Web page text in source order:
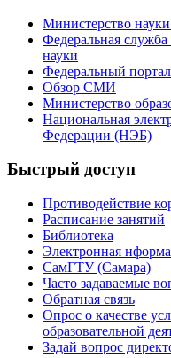
Министерство
Федеральная служба
науки
Федеральный
Обзор СМИ
Министерство
Национальная
Федерации (НЭБ)
Быстрый доступ
Противодействие
Расписание занятий
Библиотека
Электронная
СамГТУ (Самара)
Часто задаваемые
Обратная связь
Опрос о качестве
образовательной
Задай вопрос